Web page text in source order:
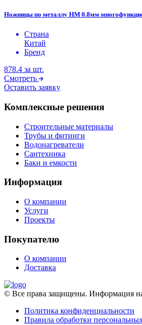
Ножницы по металлу НМ 0.8мм
Страна
Китай
Бренд
878.4 за шт.
Смотреть
Оставить заявку
Комплексные решения
Строительные материалы
Трубы и фитинги
Водонагреватели
Сантехника
Баки и емкости
Информация
О компании
Услуги
Проекты
Покупателю
О компании
Доставка
© Все права защищены. Информация
Политика конфиденциальности
Правила обработки